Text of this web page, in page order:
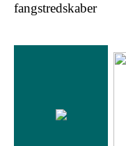
fangstredskaber